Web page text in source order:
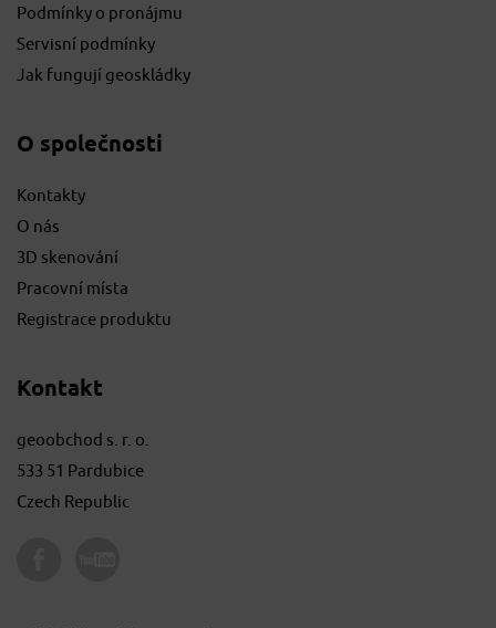
Podmínky o pronájmu
Servisní podmínky
Jak fungují geoskládky
O společnosti
Kontakty
O nás
3D skenování
Pracovní místa
Registrace produktu
Kontakt
geoobchod s. r. o.
533 51 Pardubice
Czech Republic